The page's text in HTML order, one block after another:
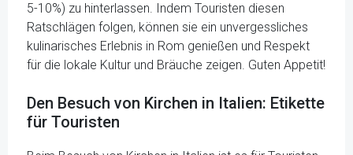
5-10%) zu hinterlassen. Indem Touristen diesen
Ratschlägen folgen, können sie ein unvergessliches
kulinarisches Erlebnis in Rom genießen und Respekt
für die lokale Kultur und Bräuche zeigen. Guten Appetit!
Den Besuch von Kirchen in Italien: Etikette
für Touristen